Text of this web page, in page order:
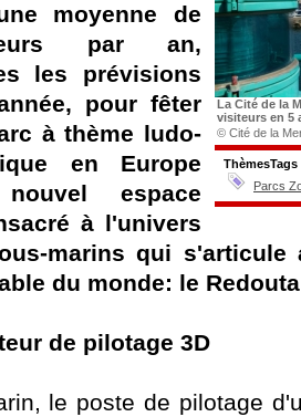
La Cité de la
visiteurs en 5
© Cité de la
ThèmesTags
Parcs
moyenne de
par an,
les prévisions
pour fêter
à thème ludo-
en Europe
espace
à l'univers
marins qui
du monde: le
de pilotage 3D
le poste de pilotage